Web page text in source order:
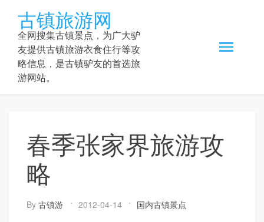
content
古镇旅游网
全网搜集古镇景点，为广大驴
友提供古镇旅游衣食住行等攻
略信息，是古镇驴友的首选旅
游网站。
春季张家界旅游攻
略
By 古镇游 2012-04-14 国内古镇景点